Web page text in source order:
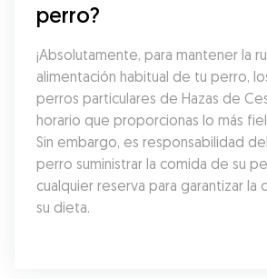
perro?
¡Absolutamente, para mantener la
alimentación habitual de tu perro,
perros particulares de Hazas de
horario que proporcionas lo más
Sin embargo, es responsabilidad
perro suministrar la comida de su
cualquier reserva para garantizar la
su dieta.